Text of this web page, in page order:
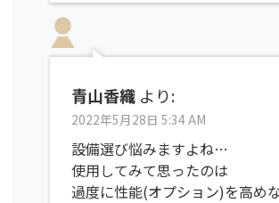
青山香織 より:
2022年5月28日 5:34 AM
設備選び悩みますよね…
使用してみて思ったのは
過度に性能(オプション)を高め